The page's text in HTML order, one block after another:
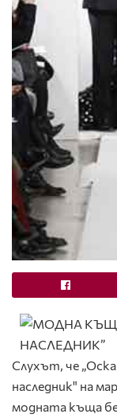
Слухът, че
наследник" на
модната къща